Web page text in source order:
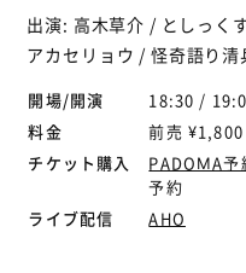
出演: 高木草介 / としっく
アカセリョウ / 怪奇語り
開場/開演
18:30 /
料金
前売
チケット購入
PADOMA予
予約
ライブ配信
AHO